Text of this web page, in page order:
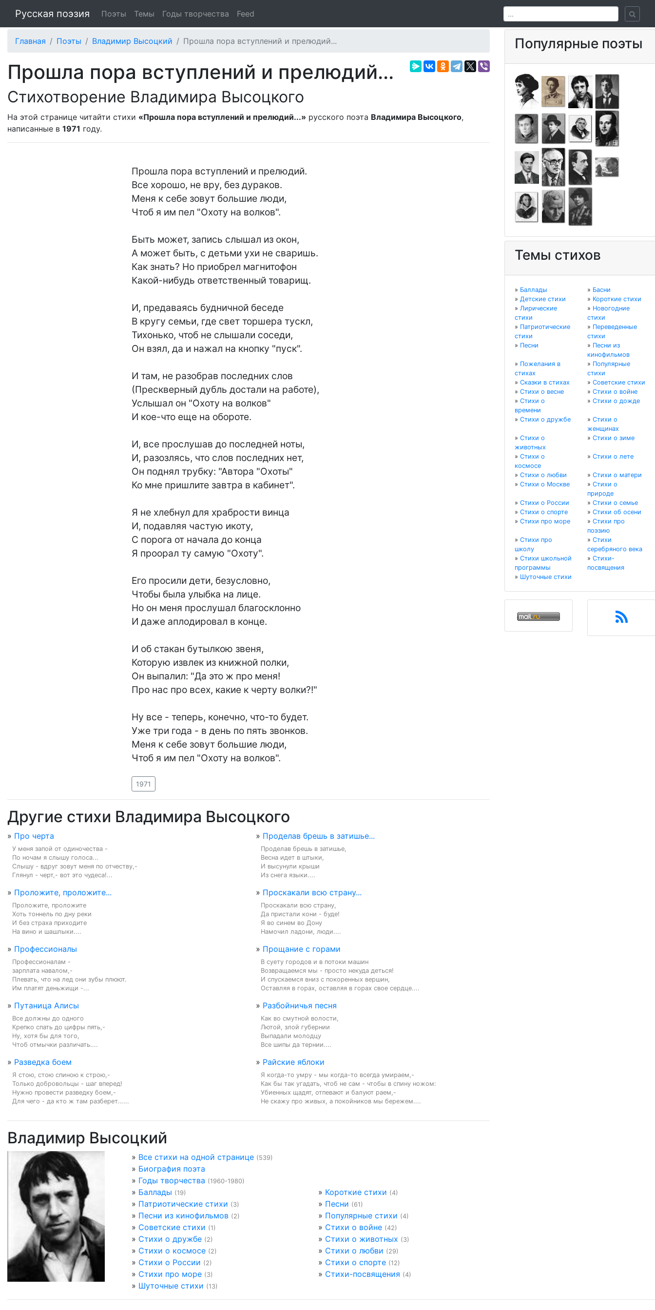
Русская поэзия Поэты Темы Годы творчества Feed
Главная Поэты Владимир Высоцкий Прошла пора вступлений и прелюдий...
Прошла пора вступлений и прелюдий...
Стихотворение Владимира Высоцкого
На этой странице читайти стихи «Прошла пора вступлений и прелюдий...» русского поэта Владимира Высоцкого,
написанные в 1971 году.
Прошла пора вступлений и прелюдий.
Все хорошо, не вру, без дураков.
Меня к себе зовут большие люди,
Чтоб я им пел "Охоту на волков".
Быть может, запись слышал из окон,
А может быть, с детьми ухи не сваришь.
Как знать? Но приобрел магнитофон
Какой-нибудь ответственный товарищ.
И, предаваясь будничной беседе
В кругу семьи, где свет торшера тускл,
Тихонько, чтоб не слышали соседи,
Он взял, да и нажал на кнопку "пуск".
И там, не разобрав последних слов
(Прескверный дубль достали на работе),
Услышал он "Охоту на волков"
И кое-что еще на обороте.
И, все прослушав до последней ноты,
И, разозлясь, что слов последних нет,
Он поднял трубку: "Автора "Охоты"
Ко мне пришлите завтра в кабинет".
Я не хлебнул для храбрости винца
И, подавляя частую икоту,
С порога от начала до конца
Я проорал ту самую "Охоту".
Его просили дети, безусловно,
Чтобы была улыбка на лице.
Но он меня прослушал благосклонно
И даже аплодировал в конце.
И об стакан бутылкою звеня,
Которую извлек из книжной полки,
Он выпалил: "Да это ж про меня!
Про нас про всех, какие к черту волки?!"
Ну все - теперь, конечно, что-то будет.
Уже три года - в день по пять звонков.
Меня к себе зовут большие люди,
Чтоб я им пел "Охоту на волков".
1971
Другие стихи Владимира Высоцкого
» Про черта
У меня запой от одиночества -
По ночам я слышу голоса...
Слышу - вдруг зовут меня по отчеству,-
Глянул - черт,- вот это чудеса!...
» Проделав брешь в затишье...
Проделав брешь в затишье,
Весна идет в штыки,
И высунули крыши
Из снега языки....
» Проложите, проложите...
Проложите, проложите
Хоть тоннель по дну реки
И без страха приходите
На вино и шашлыки....
» Проскакали всю страну...
Проскакали всю страну,
Да пристали кони - буде!
Я во синем во Дону
Намочил ладони, люди....
» Профессионалы
Профессионалам -
зарплата навалом,-
Плевать, что на лед они зубы плюют.
Им платят деньжищи -...
» Прощание с горами
В суету городов и в потоки машин
Возвращаемся мы - просто некуда деться!
И спускаемся вниз с покоренных вершин,
Оставляя в горах, оставляя в горах свое сердце....
» Путаница Алисы
Все должны до одного
Крепко спать до цифры пять,-
Ну, хотя бы для того,
Чтоб отмычки различать....
» Разбойничья песня
Как во смутной волости,
Лютой, злой губернии
Выпадали молодцу
Все шипы да тернии....
» Разведка боем
Я стою, стою спиною к строю,-
Только добровольцы - шаг вперед!
Нужно провести разведку боем,-
Для чего - да кто ж там разберет......
» Райские яблоки
Я когда-то умру - мы когда-то всегда умираем,-
Как бы так угадать, чтоб не сам - чтобы в спину ножом:
Убиенных щадят, отпевают и балуют раем,-
Не скажу про живых, а покойников мы бережем....
Владимир Высоцкий
» Все стихи на одной странице (539)
» Биография поэта
» Годы творчества (1960-1980)
» Баллады (19) » Короткие стихи (4)
» Патриотические стихи (3) » Песни (61)
» Песни из кинофильмов (2) » Популярные стихи (4)
» Советские стихи (1) » Стихи о войне (42)
» Стихи о дружбе (2) » Стихи о животных (3)
» Стихи о космосе (2) » Стихи о любви (29)
» Стихи о России (2) » Стихи о спорте (12)
» Стихи про море (3) » Стихи-посвящения (4)
» Шуточные стихи (13)
Популярные поэты
Темы стихов
» Баллады » Басни
» Детские стихи » Короткие стихи
» Лирические
стихи
» Новогодние
стихи
» Патриотические
стихи
» Переведенные
стихи
» Песни » Песни из
кинофильмов
» Пожелания в
стихах
» Популярные
стихи
» Сказки в стихах » Советские стихи
» Стихи о весне » Стихи о войне
» Стихи о
времени
» Стихи о дожде
» Стихи о дружбе » Стихи о
женщинах
» Стихи о
животных
» Стихи о зиме
» Стихи о
космосе
» Стихи о лете
» Стихи о любви » Стихи о матери
» Стихи о Москве » Стихи о
природе
» Стихи о России » Стихи о семье
» Стихи о спорте » Стихи об осени
» Стихи про море » Стихи про
поэзию
» Стихи про
школу
» Стихи
серебряного века
» Стихи школьной
программы
» Стихи-
посвящения
» Шуточные стихи